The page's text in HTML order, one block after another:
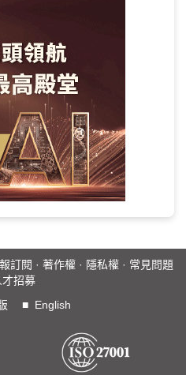
訂閱 · 著作權· 隱私權· 常見問題
才招募
■ English